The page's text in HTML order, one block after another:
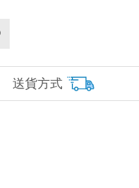
送貨方式